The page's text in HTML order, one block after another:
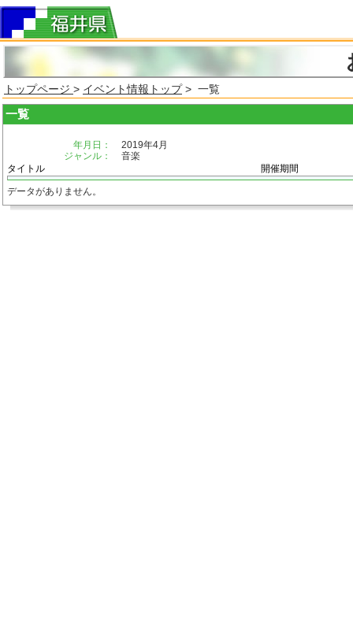
トップページ > イベント情報トップ> 一覧
一覧
年月日：
2019年4月
ジャンル：
音楽
タイトル
開催期間
データがありません。